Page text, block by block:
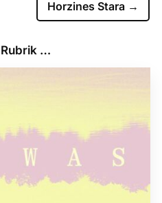
Horzines Stara →
…